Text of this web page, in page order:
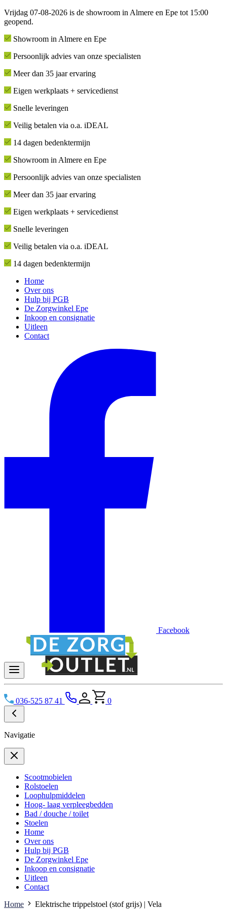
Vrijdag 07-08-2026 is de showroom in Almere en Epe tot 15:00
geopend.
Showroom in Almere en Epe
Persoonlijk advies van onze specialisten
Meer dan 35 jaar ervaring
Eigen werkplaats + servicedienst
Snelle leveringen
Veilig betalen via o.a. iDEAL
14 dagen bedenktermijn
Showroom in Almere en Epe
Persoonlijk advies van onze specialisten
Meer dan 35 jaar ervaring
Eigen werkplaats + servicedienst
Snelle leveringen
Veilig betalen via o.a. iDEAL
14 dagen bedenktermijn
Home
Over ons
Hulp bij PGB
De Zorgwinkel Epe
Inkoop en consignatie
Uitleen
Contact
Facebook
036-525 87 41 0
Navigatie
Scootmobielen
Rolstoelen
Loophulpmiddelen
Hoog- laag verpleegbedden
Bad / douche / toilet
Stoelen
Home
Over ons
Hulp bij PGB
De Zorgwinkel Epe
Inkoop en consignatie
Uitleen
Contact
Home
Elektrische trippelstoel (stof grijs) | Vela